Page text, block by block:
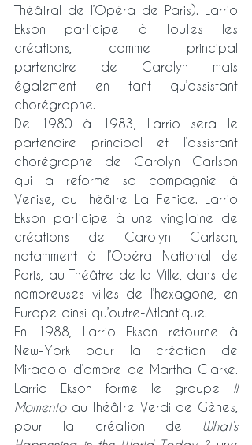
Théâtral de l’Opéra de Paris). Larrio
Ekson participe à toutes les
créations, comme principal
partenaire de Carolyn mais
également en tant qu’assistant
chorégraphe.
De 1980 à 1983, Larrio sera le
partenaire principal et l’assistant
chorégraphe de Carolyn Carlson
qui a reformé sa compagnie à
Venise, au théâtre La Fenice. Larrio
Ekson participe à une vingtaine de
créations de Carolyn Carlson,
notamment à l’Opéra National de
Paris, au Théâtre de la Ville, dans de
nombreuses villes de l’hexagone, en
Europe ainsi qu’outre-Atlantique.
En 1988, Larrio Ekson retourne à
New-York pour la création de
Miracolo d’ambre de Martha Clarke.
Larrio Ekson forme le groupe Il
Momento au théâtre Verdi de Gènes,
pour la création de What’s